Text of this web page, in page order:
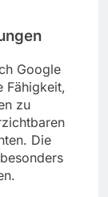
Google
Fähigkeit,
zu
Die